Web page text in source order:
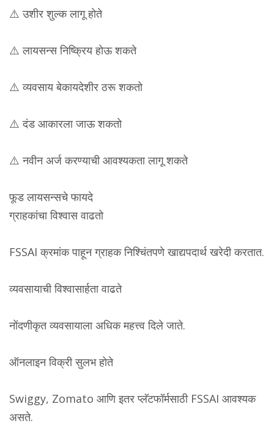
⚠️ उशीर शुल्क लागू होते
⚠️ लायसन्स निष्क्रिय होऊ शकते
⚠️ व्यवसाय बेकायदेशीर ठरू शकतो
⚠️ दंड आकारला जाऊ शकतो
⚠️ नवीन अर्ज करण्याची आवश्यकता लागू शकते
फूड लायसन्सचे फायदे
ग्राहकांचा विश्वास वाढतो
FSSAI क्रमांक पाहून ग्राहक निश्चिंतपणे खाद्यपदार्थ खरेदी करतात.
व्यवसायाची विश्वासार्हता वाढते
नोंदणीकृत व्यवसायाला अधिक महत्त्व दिले जाते.
ऑनलाइन विक्री सुलभ होते
Swiggy, Zomato आणि इतर प्लॅटफॉर्मसाठी FSSAI आवश्यक
असते.